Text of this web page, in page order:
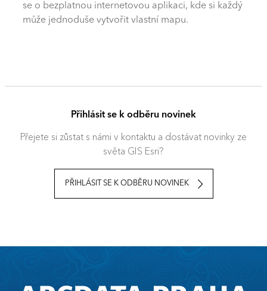
se o bezplatnou internetovou aplikaci, kde si každý
může jednoduše vytvořit vlastní mapu.
Přihlásit se k odběru novinek
Přejete si zůstat s námi v kontaktu a dostávat novinky ze
světa GIS Esri?
PŘIHLÁSIT SE K ODBĚRU NOVINEK